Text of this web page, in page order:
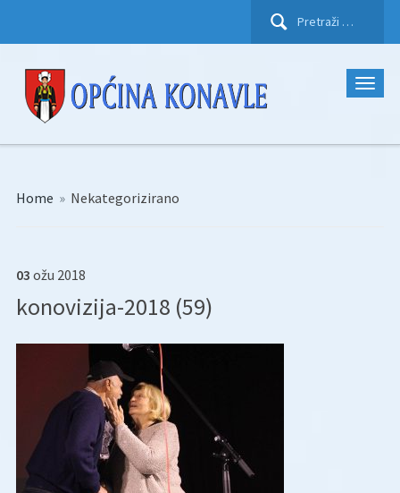
Pretraži:
Home » Nekategorizirano
03 ožu 2018
konovizija-2018 (59)